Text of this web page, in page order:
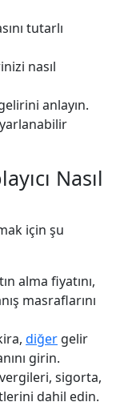
tutarlı
nasıl
anlayın.
Nasıl
için şu
alma fiyatını,
masraflarını
diğer gelir
girin.
sigorta,
dahil edin.